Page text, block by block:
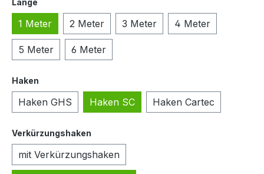
Länge
1 Meter 2 Meter 3 Meter 4 Meter
5 Meter 6 Meter
Haken
Haken GHS Haken SC Haken Cartec
Verkürzungshaken
mit Verkürzungshaken